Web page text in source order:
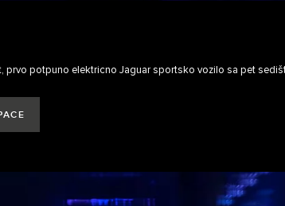
prvo potpuno elektricno Jaguar sportsko vozilo sa pet